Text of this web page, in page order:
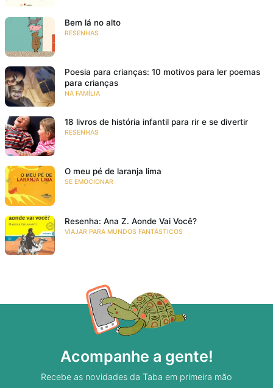
Bem lá no alto
RESENHAS
Poesia para crianças: 10 motivos para ler poemas
para crianças
NA FAMÍLIA
18 livros de história infantil para rir e se divertir
RESENHAS
O meu pé de laranja lima
SE EMOCIONAR
Resenha: Ana Z. Aonde Vai Você?
VIAJAR PARA MUNDOS FANTÁSTICOS
Acompanhe a gente!
Recebe as novidades da Taba em primeira mão